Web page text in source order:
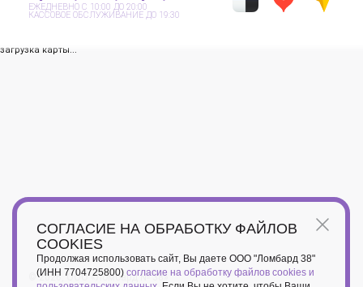
ЕЖЕДНЕВНО С 10:00 ДО 20:00
КАССОВОЕ ОБСЛУЖИВАНИЕ ДО 19:30
загрузка карты...
© 2026, ООО «Ломбард № 38»
СОГЛАСИЕ НА ОБРАБОТКУ ФАЙЛОВ
COOKIES
Продолжая использовать сайт, Вы даете ООО "Ломбард 38"
(ИНН 7704725800) согласие на обработку файлов cookies и